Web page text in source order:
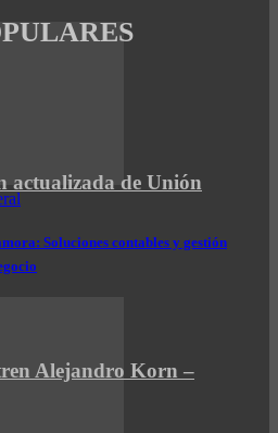
Soluciones contables y gestión
actualizada de Unión
Alejandro Korn –